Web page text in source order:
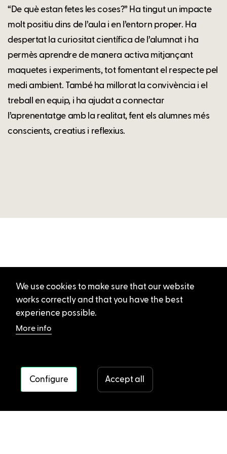
“De què estan fetes les coses?” Ha tingut un impacte
molt positiu dins de l’aula i en l’entorn proper. Ha
despertat la curiositat científica de l’alumnat i ha
permès aprendre de manera activa mitjançant
maquetes i experiments, tot fomentant el respecte pel
medi ambient. També ha millorat la convivència i el
treball en equip, i ha ajudat a connectar
l’aprenentatge amb la realitat, fent els alumnes més
conscients, creatius i reflexius.
We use cookies to make sure that our website
works correctly and that you have the best
experience possible.
More info
Configure Accept all